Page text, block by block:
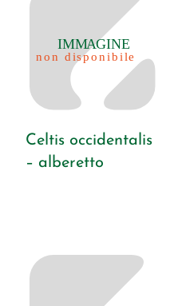
Celtis occidentalis
– alberetto